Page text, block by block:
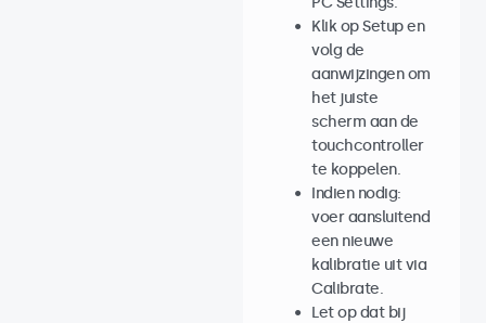
Klik op Setup en
volg de
aanwijzingen om
het juiste
scherm aan de
touchcontroller
te koppelen.
Indien nodig:
voer aansluitend
een nieuwe
kalibratie uit via
Calibrate.
Let op dat bij